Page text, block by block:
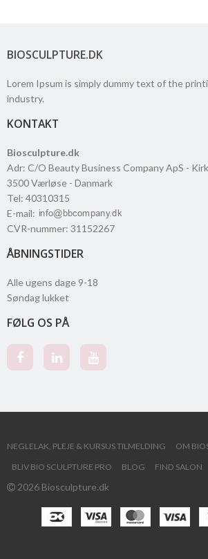
BIOSCULPTURE.DK
Lorem Ipsum is simply dummy text of the
industry.
KONTAKT
Biosculpture.dk
Adr: C/O Beauty Business Company ApS -
3500Værløse - Danmark
Tel: 40310315
E-mail:
CVR-nummer: 31152267
ÅBNINGSTIDER
Alle ugens dage 9-18
Søndag lukket
FØLG OS PÅ
NEGLELAK, PLEJE & KURSUS TILMELDING OM
BLIV BIO SCULPTURE PRO BLOG FIND SALON
2026 Biosculpture.dk